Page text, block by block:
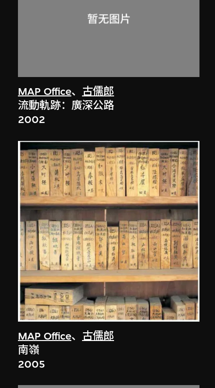
MAP Office、 古儒郎
流動軌跡：廣深公路
2002
MAP Office、 古儒郎
南嶺
2005